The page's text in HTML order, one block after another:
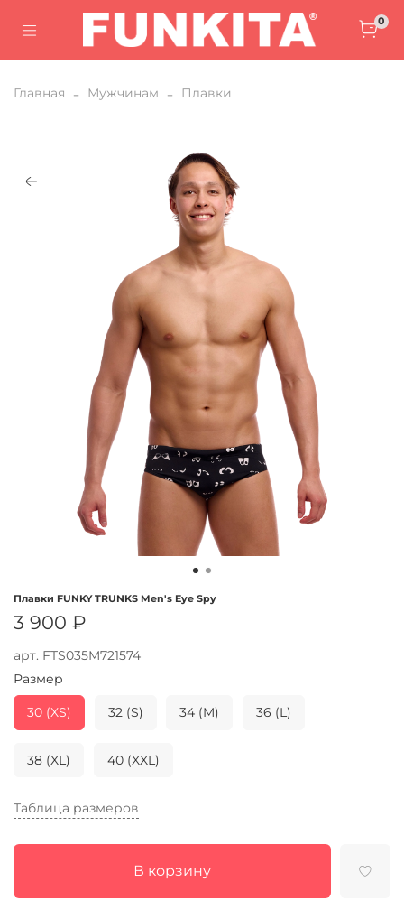
0
Главная Мужчинам Плавки
арт. FTS035M721574
Плавки FUNKY TRUNKS Men's Eye Spy
3 900 ₽
Таблица размеров
В корзину
Размер
30 (XS) 32 (S) 34 (M) 36 (L)
38 (XL) 40 (XXL)